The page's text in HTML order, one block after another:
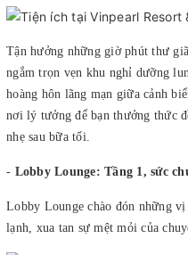
Tận hưởng những giờ phút thư
ngắm trọn vẹn khu nghỉ dưỡng
hoàng hôn lãng mạn giữa cảnh
nơi lý tưởng để bạn thưởng thức
nhẹ sau bữa tối.
- Lobby Lounge: Tầng 1, sức
Lobby Lounge chào đón những
lạnh, xua tan sự mệt mỏi của